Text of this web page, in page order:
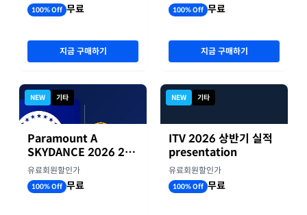
100% Off 무료
지금 구매하기
NEW 기타
Paramount A
SKYDANCE 2026 2분
기 실적
유료회원할인가
100% Off 무료
100% Off 무료
지금 구매하기
NEW 기타
ITV 2026 상반기 실적
presentation
유료회원할인가
100% Off 무료